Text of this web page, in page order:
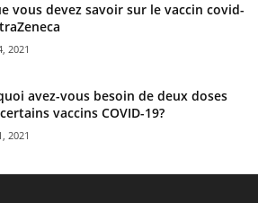
vous devez savoir sur le vaccin covid-
2021
avez-vous besoin de deux doses
vaccins COVID-19?
2021